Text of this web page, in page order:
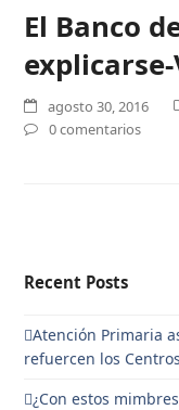
El Banco
agosto 30, 2016
0 comentarios
Recent Posts
Atención Primaria
refuercen los
¿Con estos